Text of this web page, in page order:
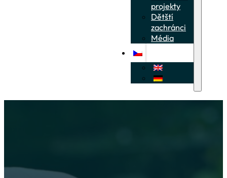
projekty
Dětští
zachránci
Média